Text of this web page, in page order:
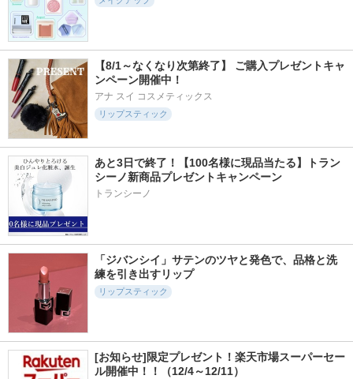
【8/1～なくなり次第終了】 ご購入プレゼントキャ
ンペーン開催中！
アナ スイ コスメティックス
リップスティック
あと3日で終了！【100名様に現品当たる】トラン
シーノ新商品プレゼントキャンペーン
トランシーノ
「ジバンシイ」サテンのツヤと発色で、品格と洗
練を引き出すリップ
リップスティック
[お知らせ]限定プレゼント！楽天市場スーパーセー
ル開催中！！（12/4～12/11）